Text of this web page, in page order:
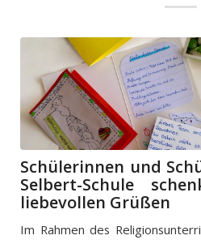
Schülerinnen und
Selbert-Schule
liebevollen Grüßen
Im Rahmen des